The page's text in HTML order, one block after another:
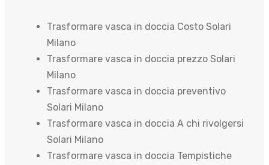
Trasformare vasca in doccia Costo Solari
Milano
Trasformare vasca in doccia prezzo Solari
Milano
Trasformare vasca in doccia preventivo
Solari Milano
Trasformare vasca in doccia A chi rivolgersi
Solari Milano
Trasformare vasca in doccia Tempistiche